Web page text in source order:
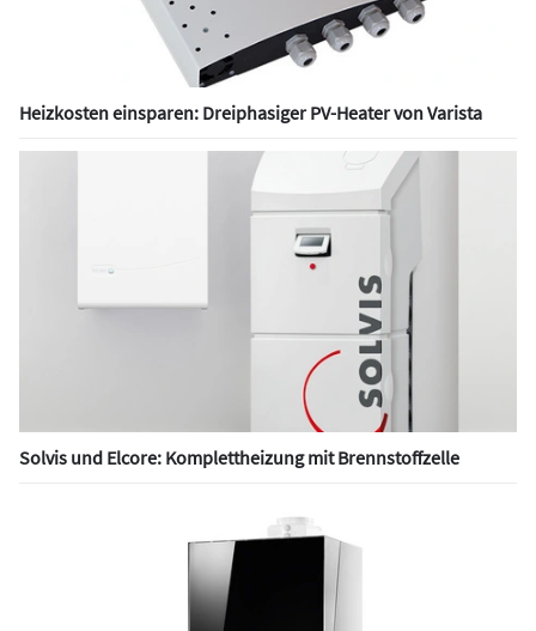
Heizkosten einsparen: Dreiphasiger PV-Heater von Varista
Solvis und Elcore: Komplettheizung mit Brennstoffzelle